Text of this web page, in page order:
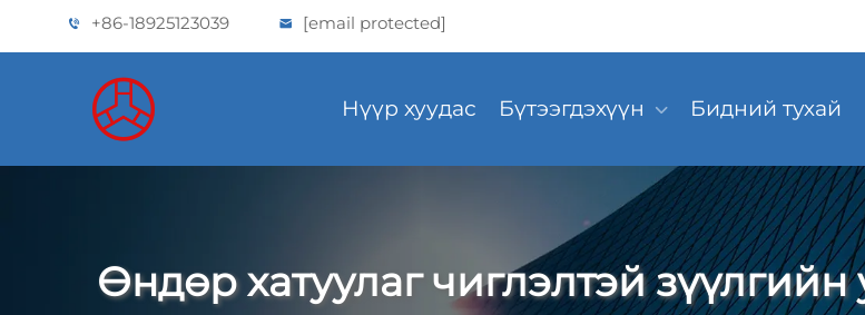
+86-18925123039 [email protected]
Нүүр хуудас Бүтээгдэхүүн Бидний тухай
Өндөр хатуулаг чиглэлтэй зүүлгийн